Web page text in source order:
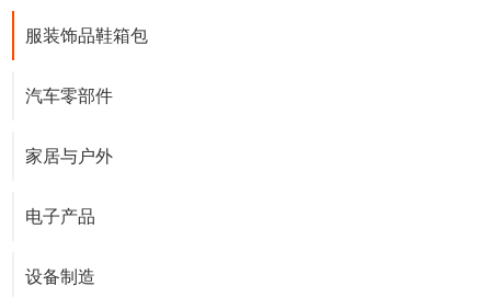
服装饰品鞋箱包
汽车零部件
家居与户外
电子产品
设备制造